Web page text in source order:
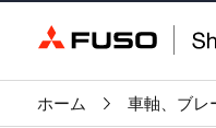
ホーム 車軸、ブレ